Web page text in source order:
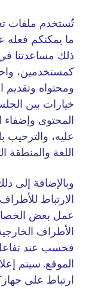
تُستخدم ملفات
ما يمكنكم فعله
ذلك مساعدتنا
كمستخدمين،
ومحتواه
خيارات بين
المحتوى
عليه،
اللغة والمنطقة
وبالإضافة إلى
الارتباط
عمل بعض
الأطراف
فحسب عند
الموقع. سيتم
ارتباط على